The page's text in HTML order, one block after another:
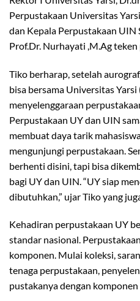
Perpustakaan Universitas
dan Kepala Perpustakaan UIN
Prof.Dr. Nurhayati ,M.Ag teken
Tiko berharap, setelah
bisa bersama Universitas
menyelenggaraan
Perpustakaan UY dan UIN
membuat daya tarik
mengunjungi perpustakaan.
berhenti disini, tapi bisa
bagi UY dan UIN. “UY siap
dibutuhkan,” ujar Tiko yang
Kehadiran perpustakaan UY
standar nasional.
komponen. Mulai koleksi,
tenaga perpustakaan,
pustakanya dengan